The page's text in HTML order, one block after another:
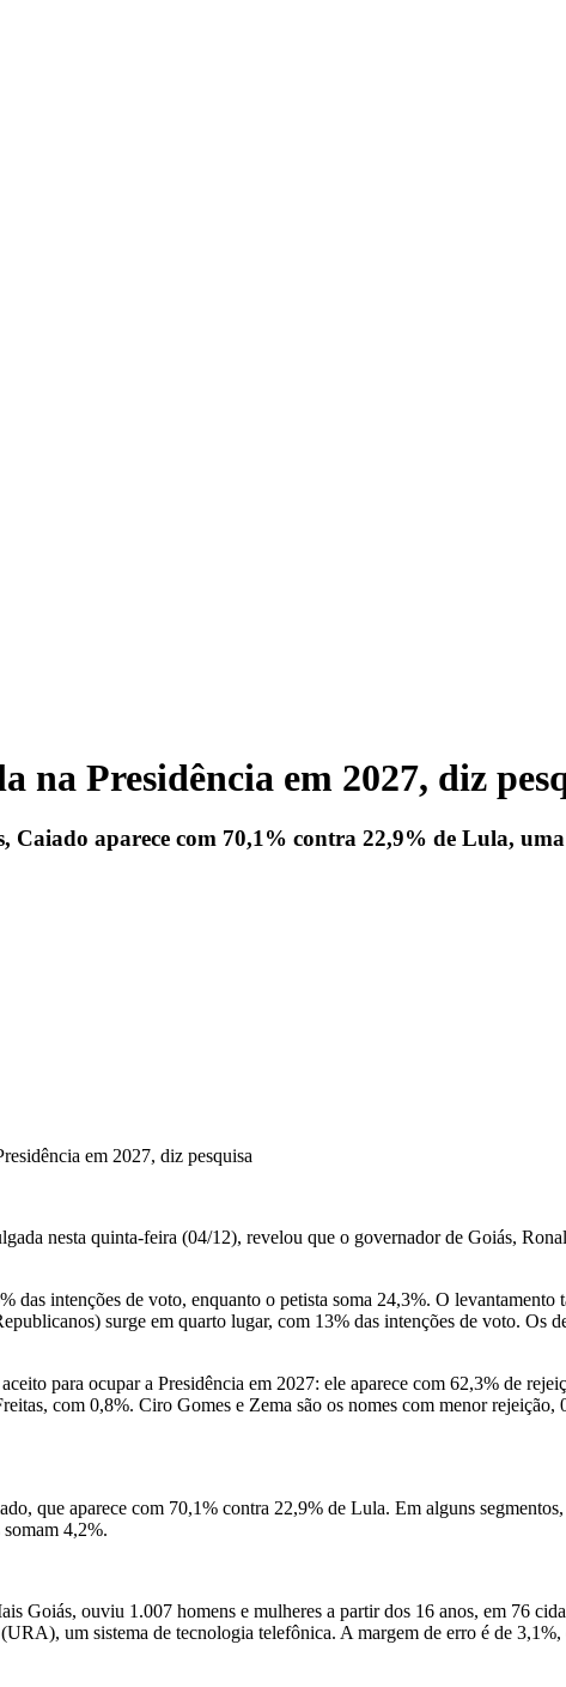
na Presidência em 2027, diz
Caiado aparece com 70,1% contra 22,9% de Lula,
nesta quinta-feira (04/12), revelou que o governador de Goiás,
das intenções de voto, enquanto o petista soma 24,3%. O
surge em quarto lugar, com 13% das intenções de voto. Os
para ocupar a Presidência em 2027: ele aparece com 62,3% de
com 0,8%. Ciro Gomes e Zema são os nomes com menor
que aparece com 70,1% contra 22,9% de Lula. Em alguns
4,2%.
Goiás, ouviu 1.007 homens e mulheres a partir dos 16 anos, em 76
um sistema de tecnologia telefônica. A margem de erro é de